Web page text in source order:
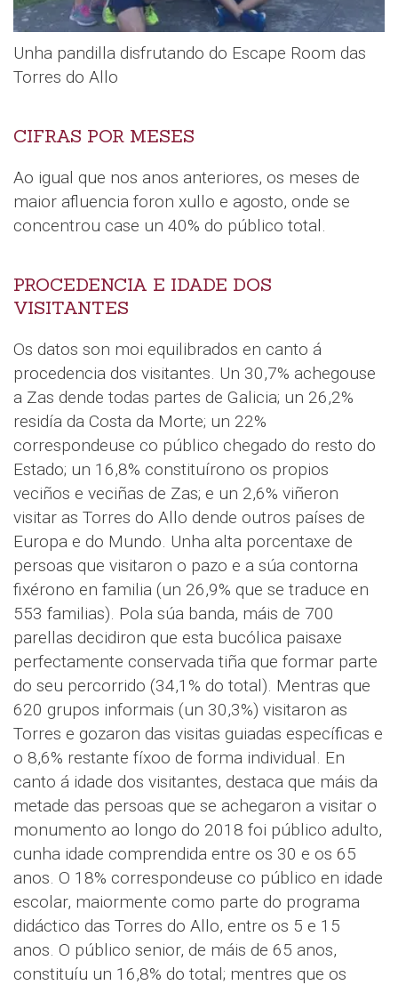
Unha pandilla disfrutando do Escape Room das
Torres do Allo
CIFRAS POR MESES
Ao igual que nos anos anteriores, os meses de
maior afluencia foron xullo e agosto, onde se
concentrou case un 40% do público total.
PROCEDENCIA E IDADE DOS
VISITANTES
Os datos son moi equilibrados en canto á
procedencia dos visitantes. Un 30,7% achegouse
a Zas dende todas partes de Galicia; un 26,2%
residía da Costa da Morte; un 22%
correspondeuse co público chegado do resto do
Estado; un 16,8% constituírono os propios
veciños e veciñas de Zas; e un 2,6% viñeron
visitar as Torres do Allo dende outros países de
Europa e do Mundo. Unha alta porcentaxe de
persoas que visitaron o pazo e a súa contorna
fixérono en familia (un 26,9% que se traduce en
553 familias). Pola súa banda, máis de 700
parellas decidiron que esta bucólica paisaxe
perfectamente conservada tiña que formar parte
do seu percorrido (34,1% do total). Mentras que
620 grupos informais (un 30,3%) visitaron as
Torres e gozaron das visitas guiadas específicas e
o 8,6% restante fíxoo de forma individual. En
canto á idade dos visitantes, destaca que máis da
metade das persoas que se achegaron a visitar o
monumento ao longo do 2018 foi público adulto,
cunha idade comprendida entre os 30 e os 65
anos. O 18% correspondeuse co público en idade
escolar, maiormente como parte do programa
didáctico das Torres do Allo, entre os 5 e 15
anos. O público senior, de máis de 65 anos,
constituíu un 16,8% do total; mentres que os